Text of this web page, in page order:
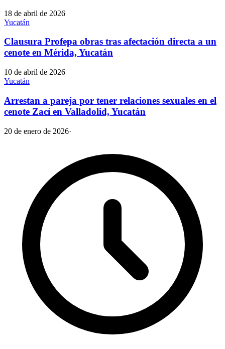
18 de abril de 2026
Yucatán
Clausura Profepa obras tras afectación directa a un
cenote en Mérida, Yucatán
10 de abril de 2026
Yucatán
Arrestan a pareja por tener relaciones sexuales en el
cenote Zací en Valladolid, Yucatán
20 de enero de 2026·